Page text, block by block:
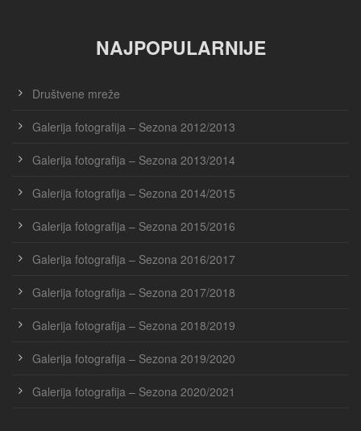
NAJPOPULARNIJE
Društvene mreže
Galerija fotografija – Sezona 2012/2013
Galerija fotografija – Sezona 2013/2014
Galerija fotografija – Sezona 2014/2015
Galerija fotografija – Sezona 2015/2016
Galerija fotografija – Sezona 2016/2017
Galerija fotografija – Sezona 2017/2018
Galerija fotografija – Sezona 2018/2019
Galerija fotografija – Sezona 2019/2020
Galerija fotografija – Sezona 2020/2021